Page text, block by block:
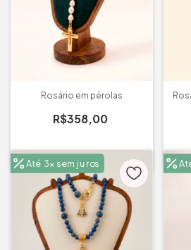
Rosário em pérolas
R$358,00
Até 3x sem juros